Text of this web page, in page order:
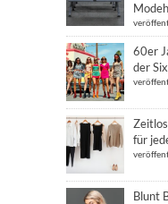
60er
der
für
Blunt